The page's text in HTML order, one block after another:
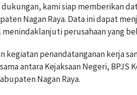
kami siap memberikan
Nagan Raya. Data ini dapat
perusahaan yang
kegiatan penandatanganan kerja
antara Kejaksaan Negeri, BPJS
Nagan Raya.